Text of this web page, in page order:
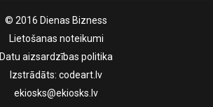
© 2016 Dienas Bizness
Lietošanas noteikumi
Datu aizsardzības politika
Izstrādāts: codeart.lv
ekiosks@ekiosks.lv